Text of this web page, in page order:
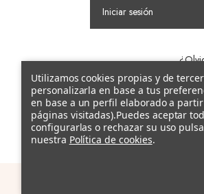
Iniciar sesión
¿Cliente
Utilizamos cookies propias y de
personalizarla en base a tus
en base a un perfil elaborado a
páginas visitadas).Puedes aceptar
configurarlas o rechazar su uso
nuestra Política de cookies.